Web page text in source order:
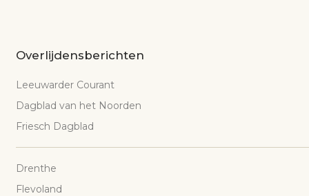
Overlijdensberichten
Leeuwarder Courant
Dagblad van het Noorden
Friesch Dagblad
Drenthe
Flevoland